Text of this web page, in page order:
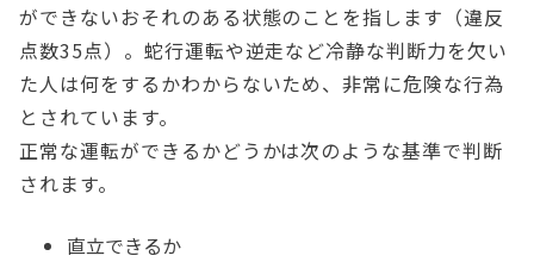
ができないおそれのある状態のことを指します（違反
点数35点）。蛇行運転や逆走など冷静な判断力を欠い
た人は何をするかわからないため、非常に危険な行為
とされています。
正常な運転ができるかどうかは次のような基準で判断
されます。
直立できるか